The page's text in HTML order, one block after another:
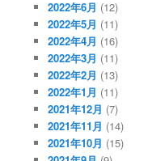
2022年6月 (12)
2022年5月 (11)
2022年4月 (16)
2022年3月 (11)
2022年2月 (13)
2022年1月 (11)
2021年12月 (7)
2021年11月 (14)
2021年10月 (15)